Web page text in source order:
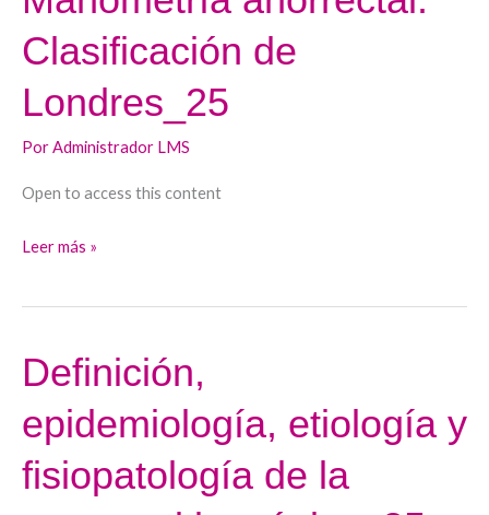
Clasificación de
Londres_25
PorAdministrador LMS
Open to access this content
anorrectal.
Clasificación
Londres_25
Leer más »
Definición,
epidemiología, etiología y
fisiopatología de la
Definición,
epidemiología,
etiología
fisiopatología